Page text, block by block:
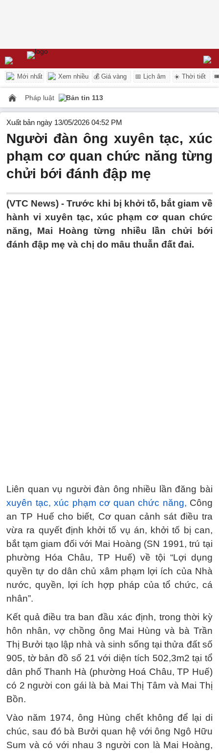
Mới nhất Xem nhiều 💰 Giá vàng 📅 Lịch âm ☀️ Thời tiết
Pháp luật Bản tin 113
Xuất bản ngày 13/05/2026 04:52 PM
Người đàn ông xuyên tạc, xúc
phạm cơ quan chức năng từng
chửi bới đánh đập mẹ
(VTC News) -Trước khi bị khởi tố, bắt giam về
hành vi xuyên tạc, xúc phạm cơ quan chức
năng, Mai Hoàng từng nhiều lần chửi bới
đánh đập mẹ và chị do mâu thuẫn đất đai.
Liên quan vụ người đàn ông nhiều lần đăng bài
xuyên tạc, xúc phạm cơ quan chức năng, Công
an TP Huế cho biết, Cơ quan cảnh sát điều tra
vừa ra quyết định khởi tố vụ án, khởi tố bị can,
bắt tạm giam đối với Mai Hoàng (SN 1991, trú tại
phường Hóa Châu, TP Huế) về tội “Lợi dụng
quyền tự do dân chủ xâm phạm lợi ích của Nhà
nước, quyền, lợi ích hợp pháp của tổ chức, cá
nhân”.
Kết quả điều tra ban đầu xác định, trong thời kỳ
hôn nhân, vợ chồng ông Mai Hùng và bà Trần
Thị Bưởi tạo lập nhà và sinh sống tại thửa đất số
905, tờ bản đồ số 21 với diện tích 502,3m2 tại tổ
dân phố Thanh Hà (phường Hoá Châu, TP Huế)
có 2 người con gái là bà Mai Thị Tâm và Mai Thị
Bồn.
Vào năm 1974, ông Hùng chết không để lại di
chúc, sau đó bà Bưởi quan hệ với ông Ngô Hữu
Sum và có với nhau 3 người con là Mai Hoàng,